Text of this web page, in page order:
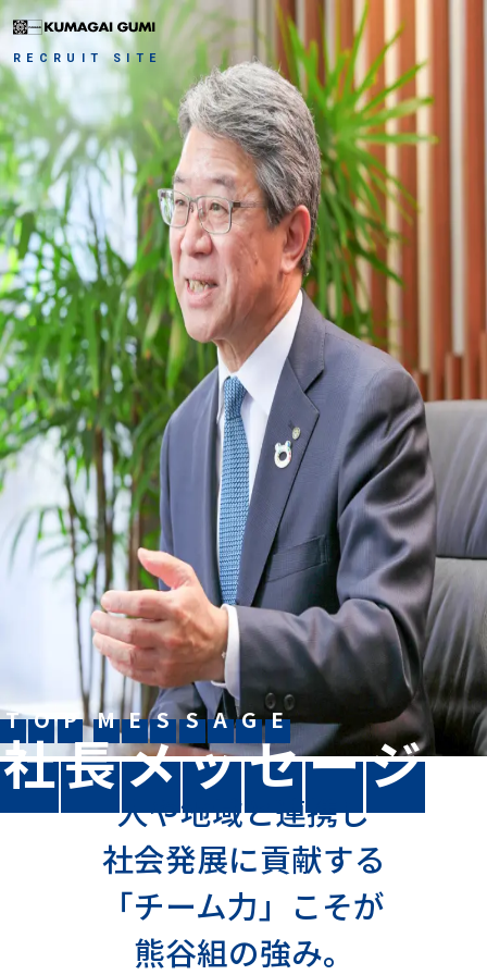
RECRUIT SITE
会社を知る
社長メッセージ
会社紹介（ヒストリー）
サステナビリティの取り組み
仕事を知る
事業概要
職種紹介
実績
人を知る
社員インタビュー
若手社員座談会
働き方を知る
福利厚生
人材育成
ダイバーシティ
従業員データ
採用情報
人事部長・採用担当者のメッセージ
募集要項・FAQ
リクルート活動における活動規範について
インターンシップ・セミナー情報
2028卒エントリーはこちら
2027卒エントリーはこちら
【公式】熊谷組新卒採用
T O P M E S S A G E
社長メ ッセージ
人や地域と連携し
社会発展に貢献する
「チーム力」こそが
熊谷組の強み。